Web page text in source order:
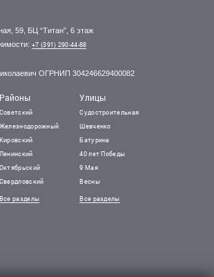
59, БЦ “Титан”, 6 этаж
+7 (391) 290-44-88
ОГРНИП 304246629400082
Районы
Советский
Железнодорожный
Кировский
Ленинский
Октябрьский
Свердловский
Все разделы
Улицы
Судостроительная
Шевченко
Батурина
40 лет Победы
9 Мая
Весны
Все разделы